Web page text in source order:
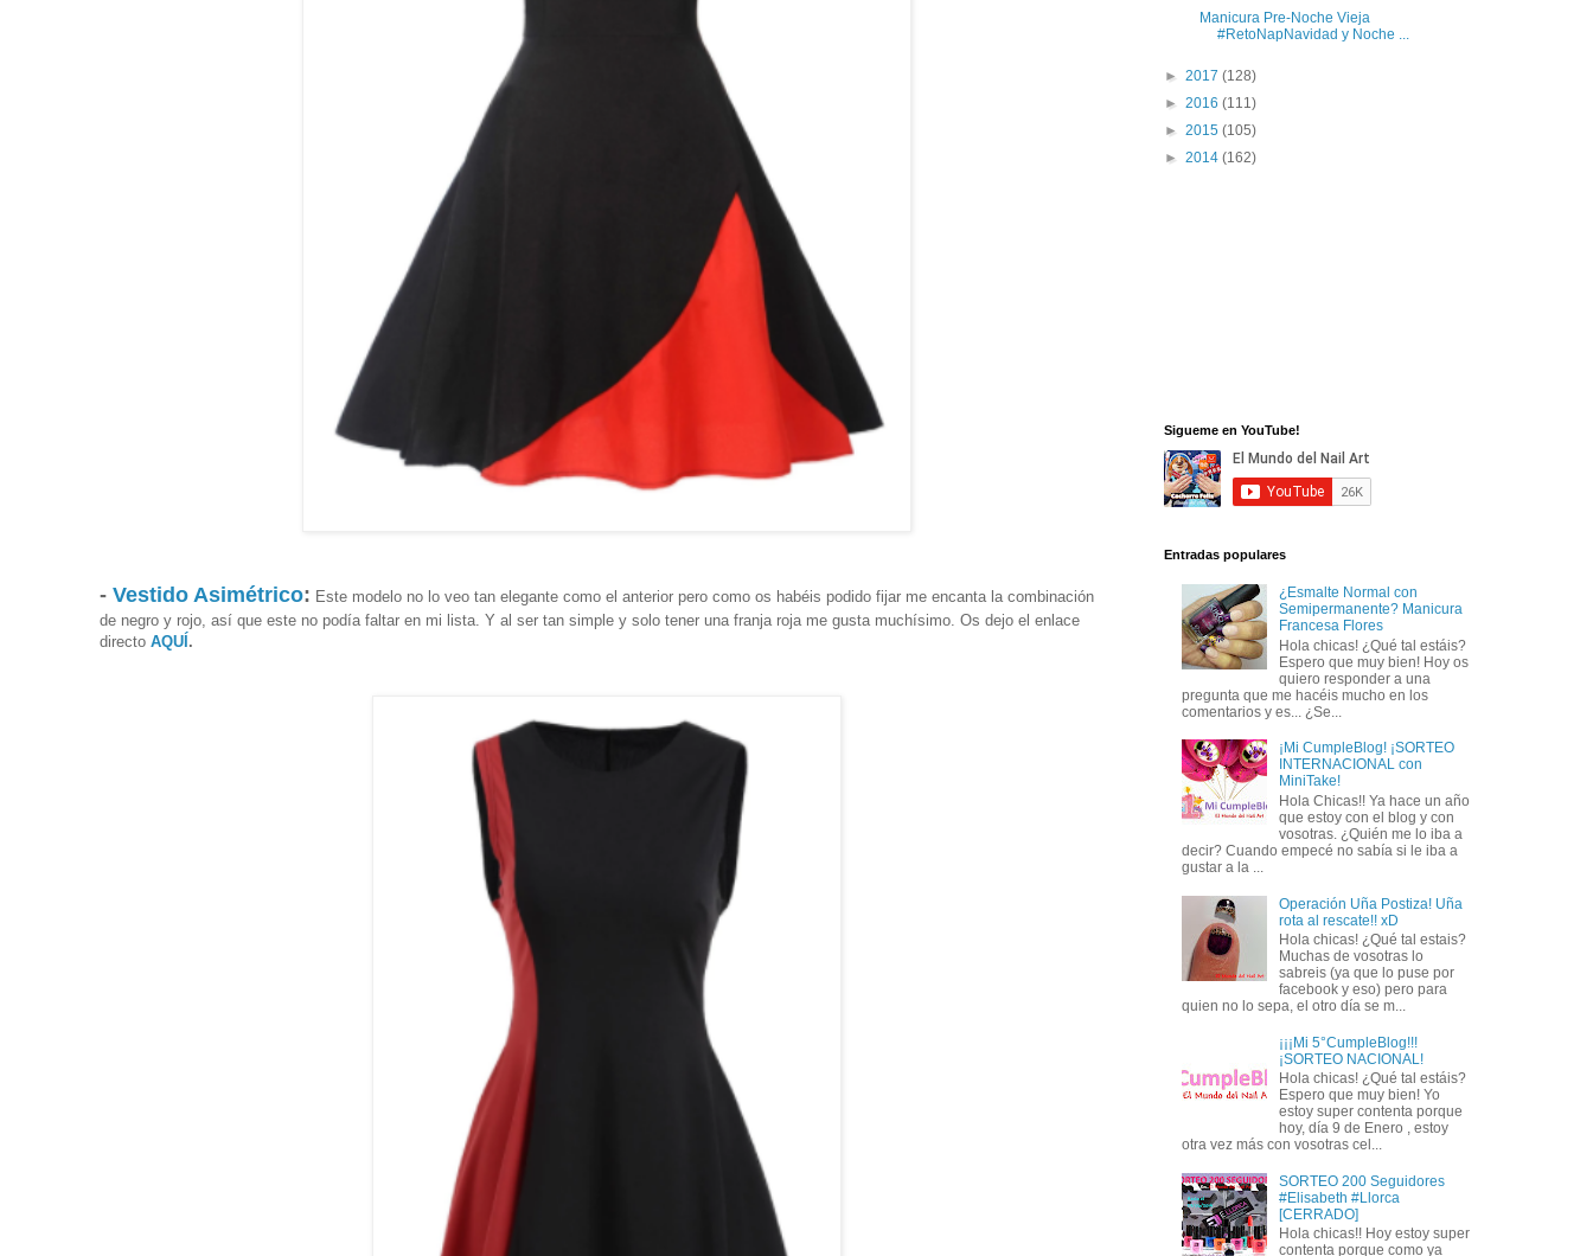
- Vestido Asimétrico: Este modelo no lo veo tan elegante como el anterior pero como os habéis podido fijar me encanta la combinación
de negro y rojo, así que este no podía faltar en mi lista. Y al ser tan simple y solo tener una franja roja me gusta muchísimo. Os dejo el enlace
directo AQUÍ.
Manicura Pre-Noche Vieja
#RetoNapNavidad y Noche ...
► 2017 (128)
► 2016 (111)
► 2015 (105)
► 2014 (162)
Sigueme en YouTube!
Entradas populares
¿Esmalte Normal con
Semipermanente? Manicura
Francesa Flores
Hola chicas! ¿Qué tal estáis?
Espero que muy bien! Hoy os
quiero responder a una
pregunta que me hacéis mucho en los
comentarios y es... ¿Se...
¡Mi CumpleBlog! ¡SORTEO
INTERNACIONAL con
MiniTake!
Hola Chicas!! Ya hace un año
que estoy con el blog y con
vosotras. ¿Quién me lo iba a
decir? Cuando empecé no sabía si le iba a
gustar a la ...
Operación Uña Postiza! Uña
rota al rescate!! xD
Hola chicas! ¿Qué tal estais?
Muchas de vosotras lo
sabreis (ya que lo puse por
facebook y eso) pero para
quien no lo sepa, el otro día se m...
¡¡¡Mi 5°CumpleBlog!!!
¡SORTEO NACIONAL!
Hola chicas! ¿Qué tal estáis?
Espero que muy bien! Yo
estoy super contenta porque
hoy, día 9 de Enero , estoy
otra vez más con vosotras cel...
SORTEO 200 Seguidores
#Elisabeth #Llorca
[CERRADO]
Hola chicas!! Hoy estoy super
contenta porque como ya